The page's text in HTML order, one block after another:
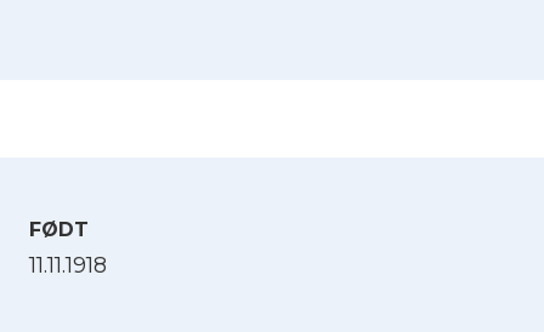
FØDT
11.11.1918